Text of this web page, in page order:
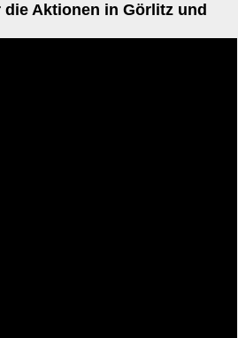
Aktionen in Görlitz und